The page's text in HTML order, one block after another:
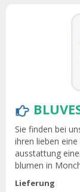
Sie finden bei
ihren lieben
ausstattung
blumen in
Lieferung